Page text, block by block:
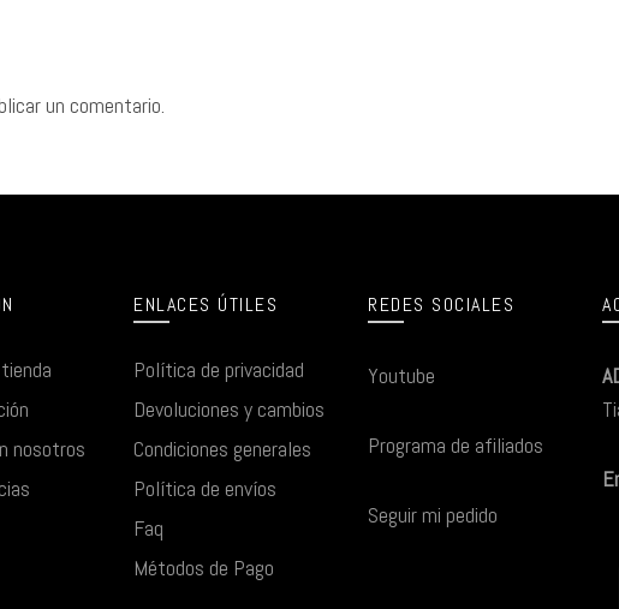
un comentario.
nosotros
ENLACES ÚTILES
Política de privacidad
Devoluciones y cambios
Condiciones generales
Política de envíos
Faq
Métodos de Pago
REDES SOCIALES
Youtube
Programa de afiliados
Seguir mi pedido